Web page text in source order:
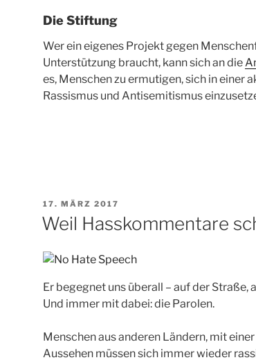
Die Stiftung
Wer ein eigenes Projekt gegen
Unterstützung braucht, kann sich an die
es, Menschen zu ermutigen, sich in
Rassismus und Antisemitismus
VERÖFFENTLICHT
AM
17. MÄRZ 2017
Weil Hasskommentare
Er begegnet uns überall – auf der
Und immer mit dabei: die Parolen.
Menschen aus anderen Ländern, mit
Aussehen müssen sich immer wieder